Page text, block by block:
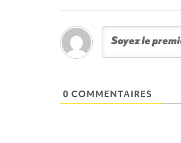
0 COMMENTAIRES